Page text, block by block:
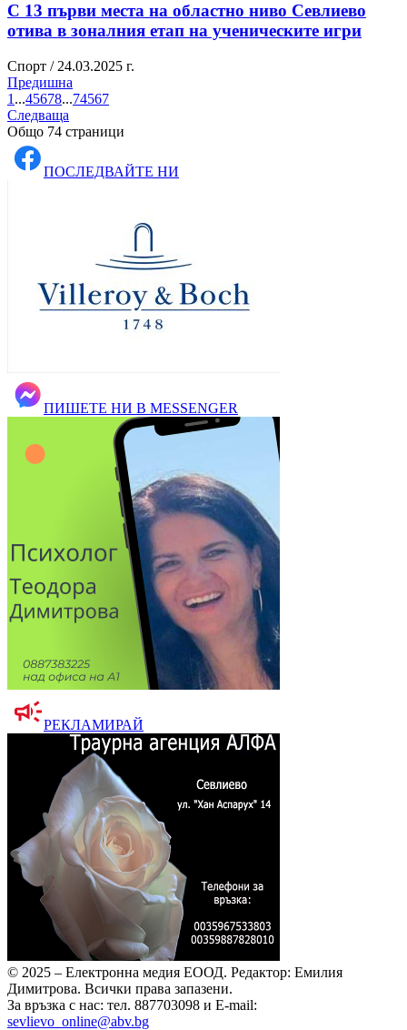
С 13 първи места на областно ниво Севлиево
отива в зоналния етап на ученическите игри
Спорт / 24.03.2025 г.
Предишна
1 ...45678...74567
Следваща
Общо 74 страници
ПОСЛЕДВАЙТЕ НИ
ПИШЕТЕ НИ В MESSENGER
РЕКЛАМИРАЙ
© 2025 – Електронна медия ЕООД. Редактор: Емилия
Димитрова. Всички права запазени.
За връзка с нас: тел. 887703098 и E-mail:
sevlievo_online@abv.bg